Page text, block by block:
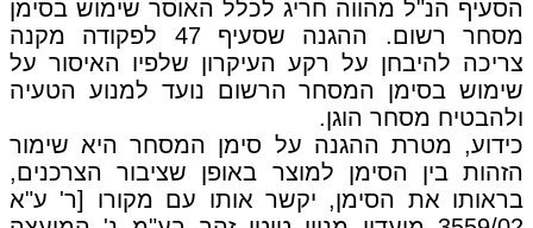
הסעיף הנ"ל מהווה חריג לכלל האוסר שימוש בסימן
מסחר רשום. ההגנה שסעיף 47 לפקודה מקנה
צריכה להיבחן על רקע העיקרון שלפיו האיסור על
שימוש בסימן המסחר הרשום נועד למנוע הטעיה
ולהבטיח מסחר הוגן.
כידוע, מטרת ההגנה על סימן המסחר היא שימור
הזהות בין הסימן למוצר באופן שציבור הצרכנים,
בראותו את הסימן, יקשר אותו עם מקורו [ר' ע"א